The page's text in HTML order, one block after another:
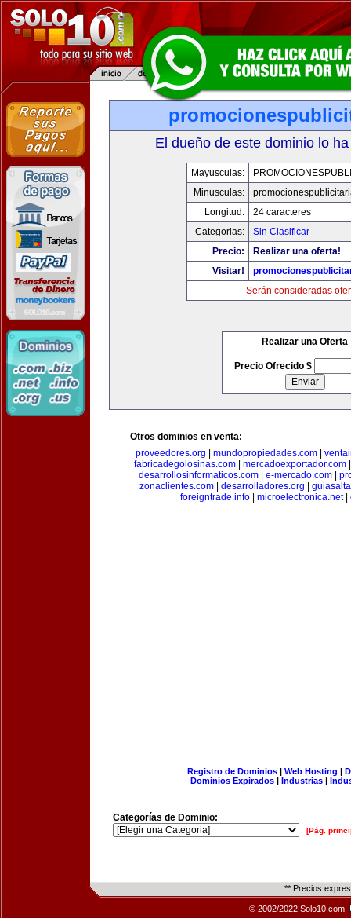
El dueño de este dominio lo
Mayusculas:
Minusculas:
Longitud:
24 caracteres
Categorias:
Sin Clasificar
Precio:
Realizar una oferta!
Visitar!
Serán consideradas
Realizar una Oferta
Precio Ofrecido $
Otros dominios en venta:
proveedores.org
mundopropiedades.com|
fabricadegolosinas.com
mercadoexportador.com
desarrollosinformaticos.com| e-mercado.com|
zonaclientes.com| desarrolladores.org
foreigntrade.info| microelectronica.net|
Registro de Dominios| Web Hosting |
Dominios Expirados | Industrias |
Categorías de Dominio:
[Pág.
** Precios
© 2002/2022 Solo10.com